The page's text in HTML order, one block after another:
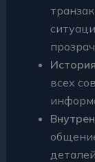
всех